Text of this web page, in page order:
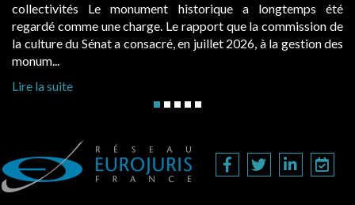
collectivités Le monument historique a longtemps été
regardé comme une charge. Le rapport que la commission de
la culture du Sénat a consacré, en juillet 2026, à la gestion des
monum...
Lire la suite